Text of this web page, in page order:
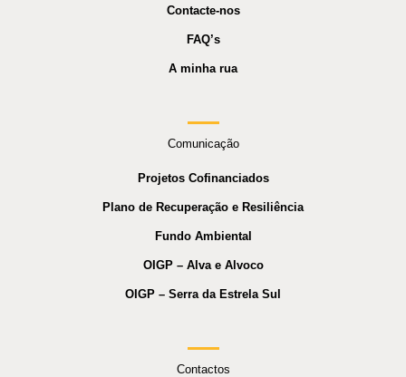
Contacte-nos
FAQ’s
A minha rua
Comunicação
Projetos Cofinanciados
Plano de Recuperação e Resiliência
Fundo Ambiental
OIGP – Alva e Alvoco
OIGP – Serra da Estrela Sul
Contactos